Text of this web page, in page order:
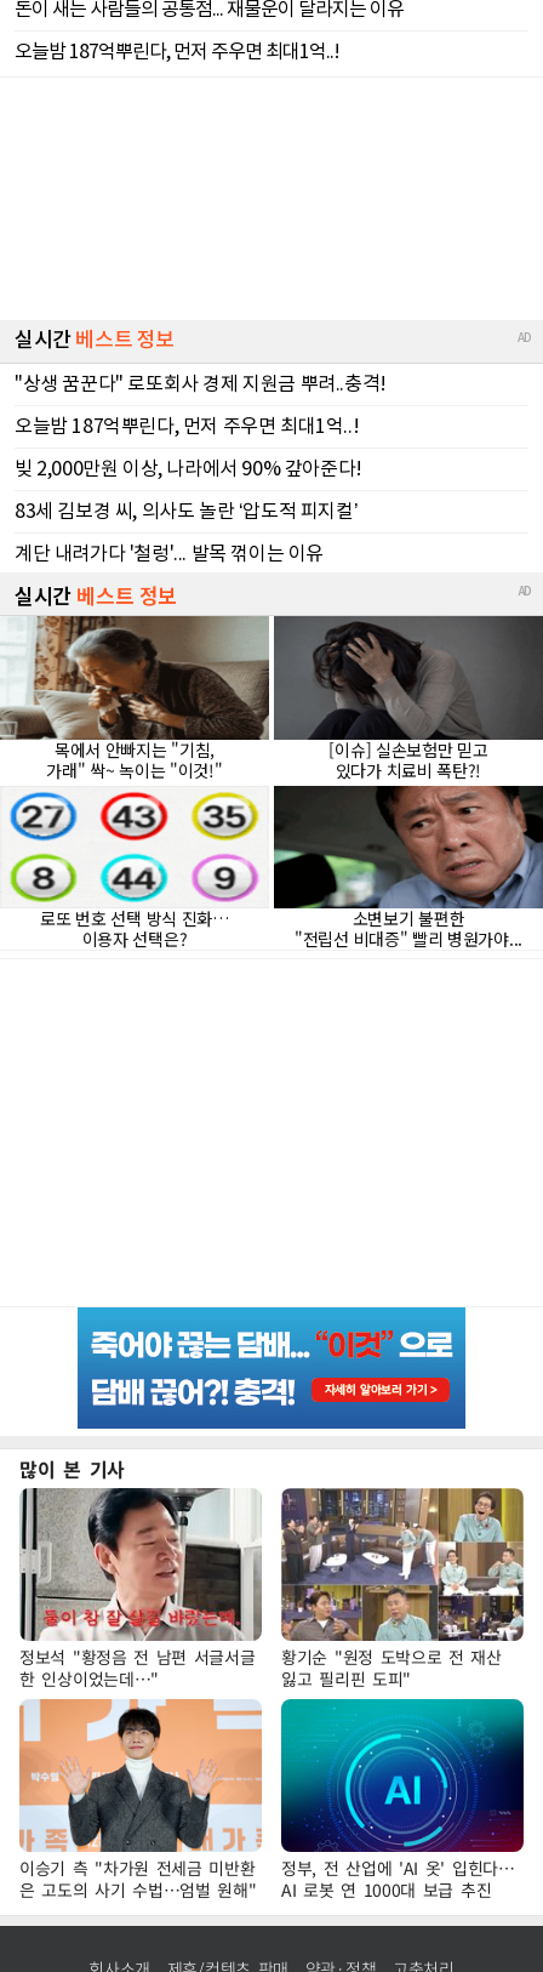
많이 본 기사
정보석 "황정음 전 남편 서글서글
한 인상이었는데…"
황기순 "원정 도박으로 전 재산
잃고 필리핀 도피"
이승기 측 "차가원 전세금 미반환
은 고도의 사기 수법…엄벌 원해"
정부, 전 산업에 'AI 옷' 입힌다…
AI 로봇 연 1000대 보급 추진